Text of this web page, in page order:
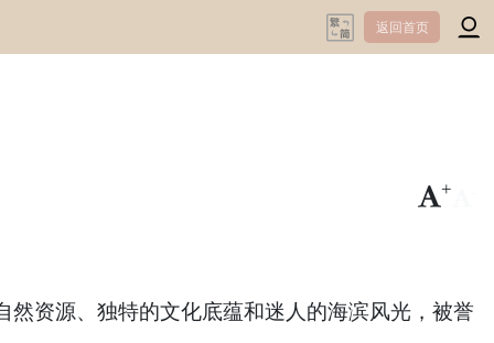
返回首页
+
资源、独特的文化底蕴和迷人的海滨风光，被誉